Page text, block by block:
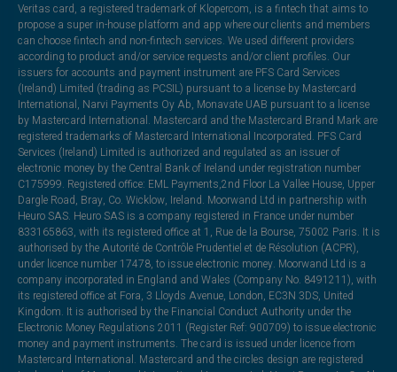
Veritas card, a registered trademark of Klopercom, is a fintech that aims to
propose a super in-house platform and app where our clients and members
can choose fintech and non-fintech services. We used different providers
according to product and/or service requests and/or client profiles. Our
issuers for accounts and payment instrument are PFS Card Services
(Ireland) Limited (trading as PCSIL) pursuant to a license by Mastercard
International, Narvi Payments Oy Ab, Monavate UAB pursuant to a license
by Mastercard International. Mastercard and the Mastercard Brand Mark are
registered trademarks of Mastercard International Incorporated. PFS Card
Services (Ireland) Limited is authorized and regulated as an issuer of
electronic money by the Central Bank of Ireland under registration number
C175999. Registered office: EML Payments,2nd Floor La Vallee House, Upper
Dargle Road, Bray, Co. Wicklow, Ireland. Moorwand Ltd in partnership with
Heuro SAS. Heuro SAS is a company registered in France under number
833165863, with its registered office at 1, Rue de la Bourse, 75002 Paris. It is
authorised by the Autorité de Contrôle Prudentiel et de Résolution (ACPR),
under licence number 17478, to issue electronic money. Moorwand Ltd is a
company incorporated in England and Wales (Company No. 8491211), with
its registered office at Fora, 3 Lloyds Avenue, London, EC3N 3DS, United
Kingdom. It is authorised by the Financial Conduct Authority under the
Electronic Money Regulations 2011 (Register Ref: 900709) to issue electronic
money and payment instruments. The card is issued under licence from
Mastercard International. Mastercard and the circles design are registered